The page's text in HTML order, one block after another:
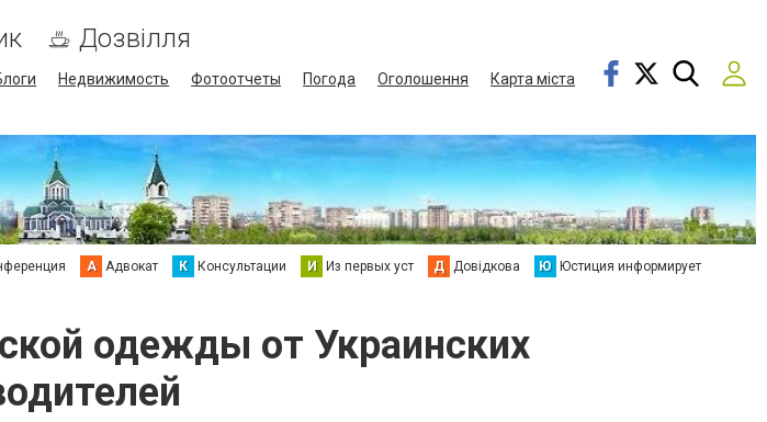
Дозвілля
Недвижимость Фотоотчеты Погода Оголошення
Карта міста
А Адвокат К Консультации И Из первых уст Д Довідкова Ю Юстиция информирует
одежды от Украинских